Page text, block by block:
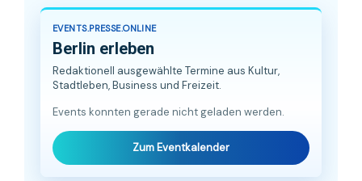
EVENTS.PRESSE.ONLINE
Berlin erleben
Redaktionell ausgewählte Termine aus Kultur,
Stadtleben, Business und Freizeit.
Events konnten gerade nicht geladen werden.
Zum Eventkalender